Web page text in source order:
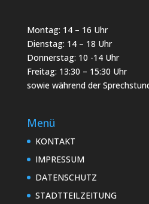
Montag: 14 – 16 Uhr
Dienstag: 14 – 18 Uhr
Donnerstag: 10 -14 Uhr
Freitag: 13:30 – 15:30 Uhr
sowie während der
Menü
KONTAKT
IMPRESSUM
DATENSCHUTZ
STADTTEILZEITUNG